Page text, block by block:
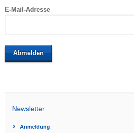
E-Mail-Adresse
Newsletter
Anmeldung